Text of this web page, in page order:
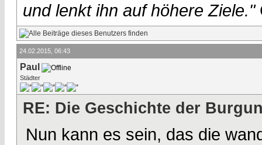
und lenkt ihn auf höhere Ziele."
24.02.2015, 06:43
Paul
Städter
RE: Die Geschichte der
Nun kann es sein, das die